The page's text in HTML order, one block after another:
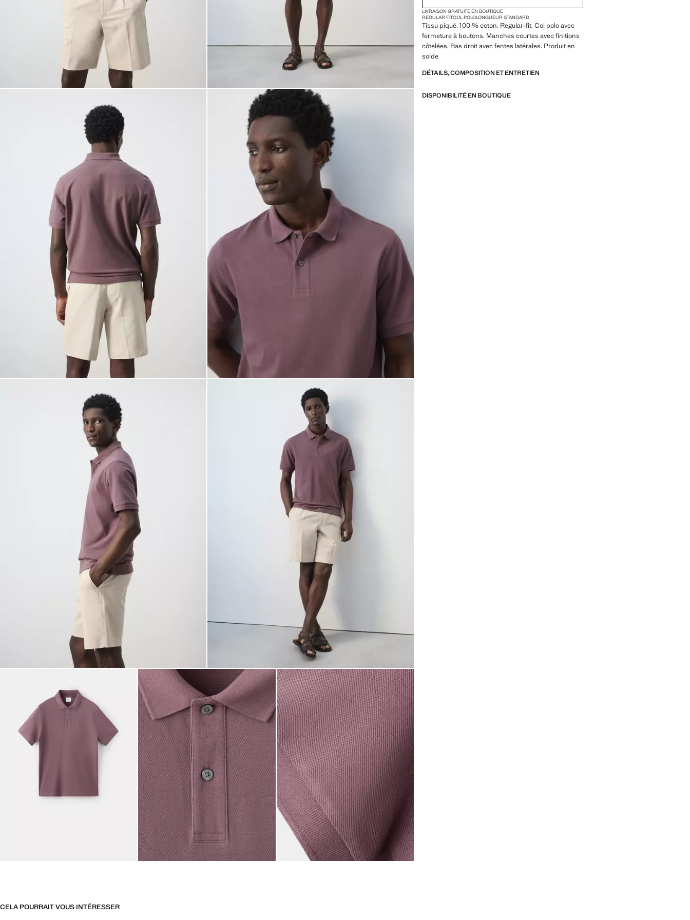
LIVRAISON GRATUITE EN BOUTIQUE
REGULAR FITCOL POLOLONGUEUR STANDARD
Tissu piqué. 100 % coton. Regular-fit. Col polo avec
fermeture à boutons. Manches courtes avec finitions
côtelées. Bas droit avec fentes latérales. Produit en
solde
DÉTAILS, COMPOSITION ET ENTRETIEN
DISPONIBILITÉ EN BOUTIQUE
CELA POURRAIT VOUS INTÉRESSER